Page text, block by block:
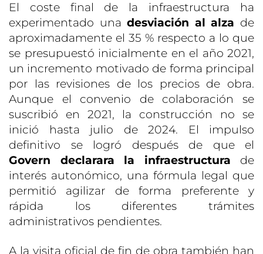
El coste final de la infraestructura ha
experimentado unadesviación al alza de
aproximadamente el 35 % respecto a lo que
se presupuestó inicialmente en el año 2021,
un incremento motivado de forma principal
por las revisiones de los precios de obra.
Aunque el convenio de colaboración se
suscribió en 2021, la construcción no se
inició hasta julio de 2024. El impulso
definitivo se logró después de que el
Govern declarara la infraestructura de
interés autonómico, una fórmula legal que
permitió agilizar de forma preferente y
rápida los diferentes trámites
administrativos pendientes.
A la visita oficial de fin de obra también han